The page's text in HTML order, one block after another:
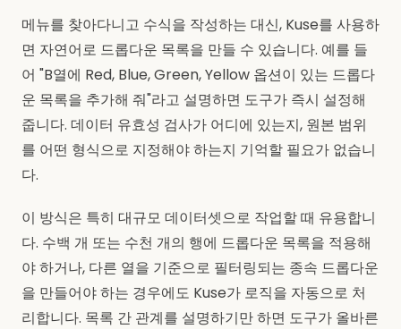
메뉴를 찾아다니고 수식을 작성하는 대신, Kuse를 사용하
면 자연어로 드롭다운 목록을 만들 수 있습니다. 예를 들
어 "B열에 Red, Blue, Green, Yellow 옵션이 있는 드롭다
운 목록을 추가해 줘"라고 설명하면 도구가 즉시 설정해
줍니다. 데이터 유효성 검사가 어디에 있는지, 원본 범위
를 어떤 형식으로 지정해야 하는지 기억할 필요가 없습니
다.
이 방식은 특히 대규모 데이터셋으로 작업할 때 유용합니
다. 수백 개 또는 수천 개의 행에 드롭다운 목록을 적용해
야 하거나, 다른 열을 기준으로 필터링되는 종속 드롭다운
을 만들어야 하는 경우에도 Kuse가 로직을 자동으로 처
리합니다. 목록 간 관계를 설명하기만 하면 도구가 올바른